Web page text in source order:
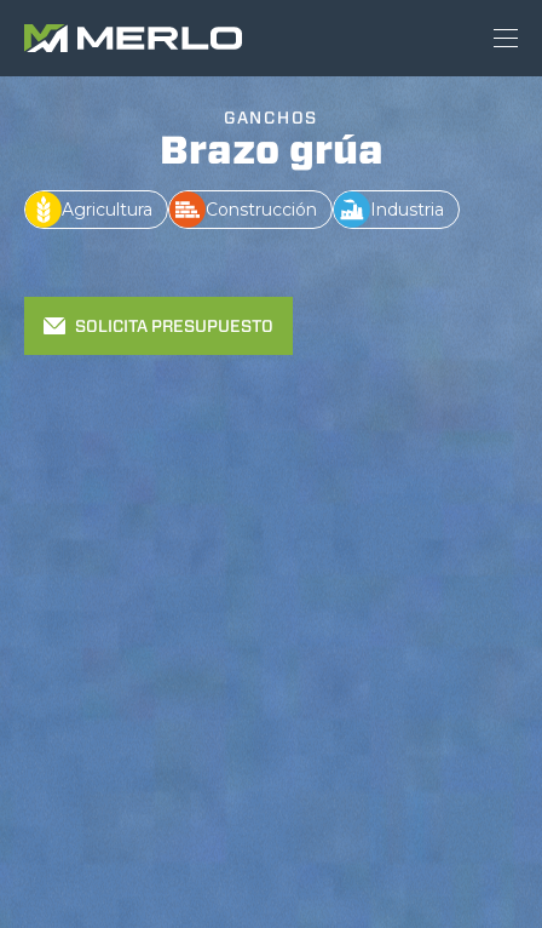
GANCHOS
Brazo grúa
Agricultura Construcción Industria
SOLICITA PRESUPUESTO